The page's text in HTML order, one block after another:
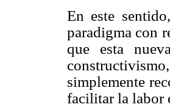
En este
paradigma con
que esta
simplemente
facilitar la labor